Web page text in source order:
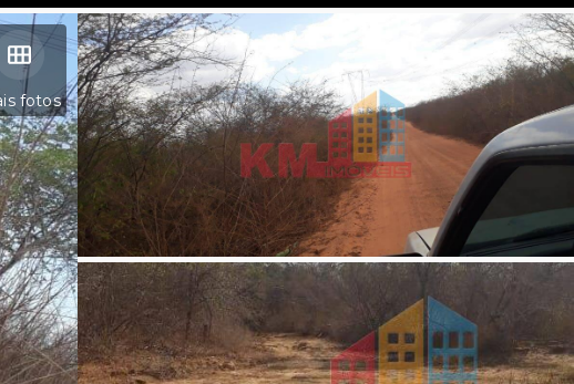
fotos